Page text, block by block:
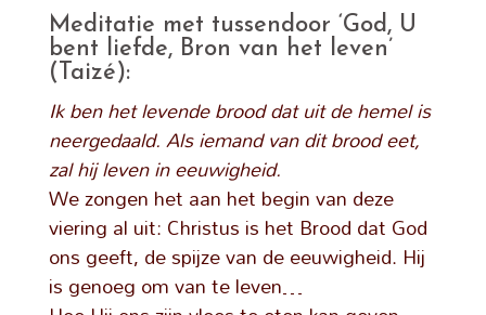
Meditatie met tussendoor ‘God, U
bent liefde, Bron van het leven’
(Taizé):
Ik ben het levende brood dat uit de hemel is
neergedaald. Als iemand van dit brood eet,
zal hij leven in eeuwigheid.
We zongen het aan het begin van deze
viering al uit: Christus is het Brood dat God
ons geeft, de spijze van de eeuwigheid. Hij
is genoeg om van te leven…